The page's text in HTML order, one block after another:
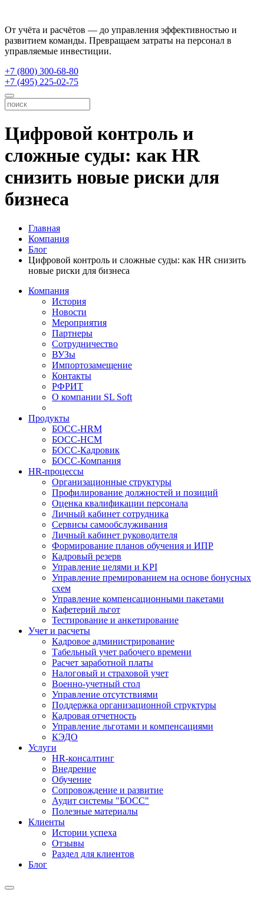
От учёта и расчётов — до управления эффективностью и
развитием команды. Превращаем затраты на персонал в
управляемые инвестиции.
+7 (800) 300-68-80
+7 (495) 225-02-75
Цифровой контроль и
сложные суды: как HR
снизить новые риски для
бизнеса
Главная
Компания
Блог
Цифровой контроль и сложные суды: как HR снизить
новые риски для бизнеса
Компания
История
Новости
Мероприятия
Партнеры
Сотрудничество
ВУЗы
Импортозамещение
Контакты
РФРИТ
О компании SL Soft
Продукты
БОСС-HRM
БОСС-HCM
БОСС-Кадровик
БОСС-Компания
HR-процессы
Организационные структуры
Профилирование должностей и позиций
Оценка квалификации персонала
Личный кабинет сотрудника
Сервисы самообслуживания
Личный кабинет руководителя
Формирование планов обучения и ИПР
Кадровый резерв
Управление целями и KPI
Управление премированием на основе бонусных
схем
Управление компенсационными пакетами
Кафетерий льгот
Тестирование и анкетирование
Учет и расчеты
Кадровое администрирование
Табельный учет рабочего времени
Расчет заработной платы
Налоговый и страховой учет
Военно-учетный стол
Управление отсутствиями
Поддержка организационной структуры
Кадровая отчетность
Управление льготами и компенсациями
КЭДО
Услуги
HR-консалтинг
Внедрение
Обучение
Сопровождение и развитие
Аудит системы "БОСС"
Полезные материалы
Клиенты
Истории успеха
Отзывы
Раздел для клиентов
Блог